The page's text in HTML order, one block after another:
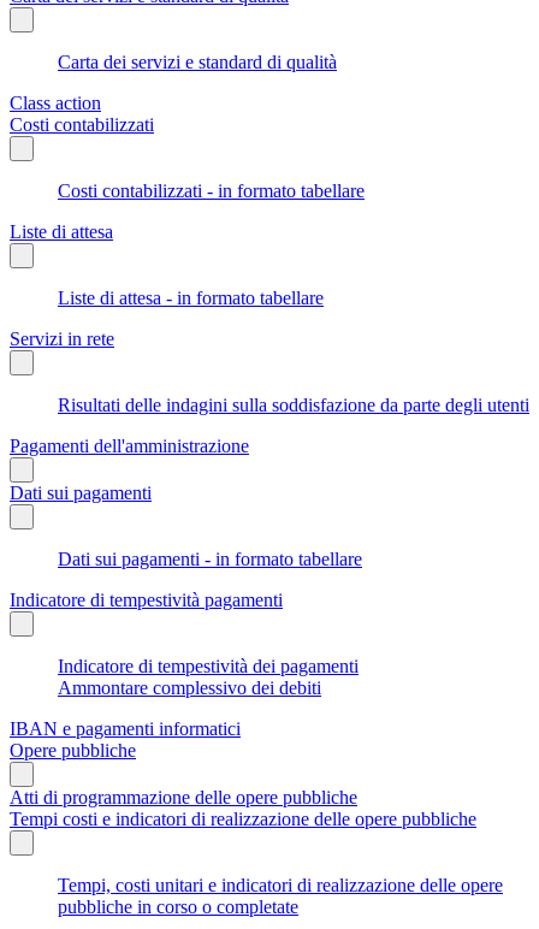
Carta dei servizi e standard di qualità
Class action
Costi contabilizzati
Costi contabilizzati - in formato tabellare
Liste di attesa
Liste di attesa - in formato tabellare
Servizi in rete
Risultati delle indagini sulla soddisfazione da parte degli utenti
Pagamenti dell'amministrazione
Dati sui pagamenti
Dati sui pagamenti - in formato tabellare
Indicatore di tempestività pagamenti
Indicatore di tempestività dei pagamenti
Ammontare complessivo dei debiti
IBAN e pagamenti informatici
Opere pubbliche
Atti di programmazione delle opere pubbliche
Tempi costi e indicatori di realizzazione delle opere pubbliche
Tempi, costi unitari e indicatori di realizzazione delle opere
pubbliche in corso o completate